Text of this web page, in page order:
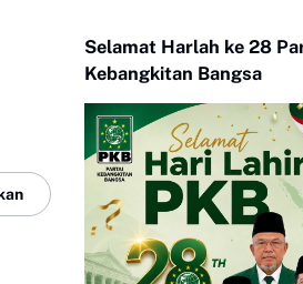
Selamat Harlah ke 28
Kebangkitan Bangsa